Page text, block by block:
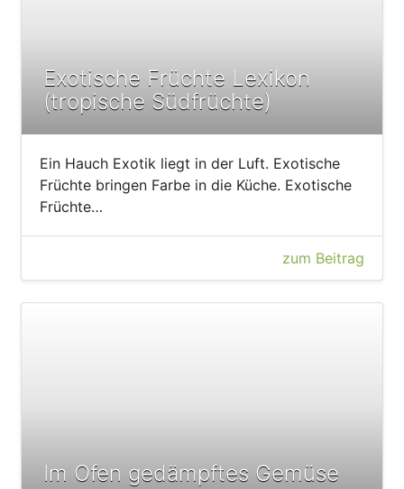
Exotische Früchte Lexikon
(tropische Südfrüchte)
Ein Hauch Exotik liegt in der Luft. Exotische
Früchte bringen Farbe in die Küche. Exotische
Früchte…
zum Beitrag
Im Ofen gedämpftes Gemüse